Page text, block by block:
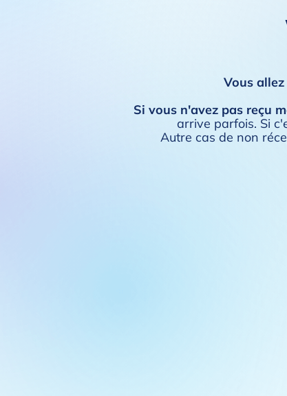
Vous
Si vous n'avez pas reçu
arrive parfois. Si
Autre cas de non